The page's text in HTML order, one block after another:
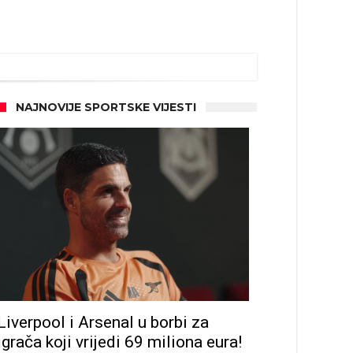
NAJNOVIJE SPORTSKE VIJESTI
i Arsenal u borbi za
koji vrijedi 69 miliona eura!